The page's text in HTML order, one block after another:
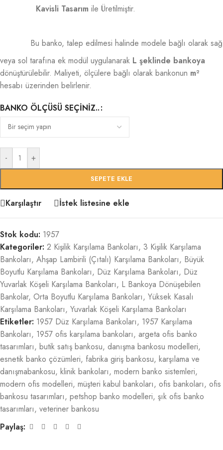
Kavisli Tasarım ile Üretilmiştir.
Bu banko, talep edilmesi halinde modele bağlı olarak sağ
veya sol tarafına ek modül uygulanarak L şeklinde bankoya
dönüştürülebilir. Maliyeti, ölçülere bağlı olarak bankonun m²
hesabı üzerinden belirlenir.
BANKO ÖLÇÜSÜ SEÇINIZ..
- +
SEPETE EKLE
Karşılaştır İstek listesine ekle
Stok kodu: 1957
Kategoriler: 2 Kişilik Karşılama Bankoları, 3 Kişilik Karşılama
Bankoları, Ahşap Lambirili (Çıtalı) Karşılama Bankoları, Büyük
Boyutlu Karşılama Bankoları, Düz Karşılama Bankoları, Düz
Yuvarlak Köşeli Karşılama Bankoları, L Bankoya Dönüşebilen
Bankolar, Orta Boyutlu Karşılama Bankoları, Yüksek Kasalı
Karşılama Bankoları, Yuvarlak Köşeli Karşılama Bankoları
Etiketler: 1957 Düz Karşılama Bankoları, 1957 Karşılama
Bankoları, 1957 ofis karşılama bankoları, argeta ofis banko
tasarımları, butik satış bankosu, danışma bankosu modelleri,
esnetik banko çözümleri, fabrika giriş bankosu, karşılama ve
danışmabankosu, klinik bankoları, modern banko sistemleri,
modern ofis modelleri, müşteri kabul bankoları, ofis bankoları, ofis
bankosu tasarımları, petshop banko modelleri, şık ofis banko
tasarımları, veteriner bankosu
Paylaş: